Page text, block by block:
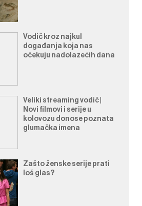
Vodič kroz najkul
događanja koja nas
očekuju nadolazećih dana
Veliki streaming vodič |
Novi filmovi i serije u
kolovozu donose poznata
glumačka imena
Zašto ženske serije prati
loš glas?